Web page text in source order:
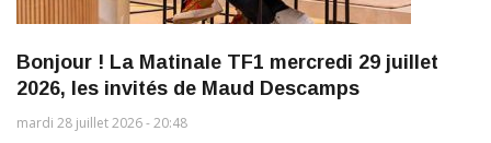
Bonjour ! La Matinale TF1 mercredi 29 juillet
2026, les invités de Maud Descamps
mardi 28 juillet 2026 - 20:48